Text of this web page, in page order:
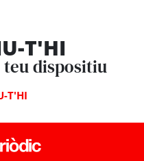
T'HI
teu dispositiu
T'HI